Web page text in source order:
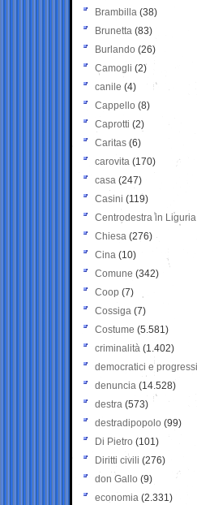
Brambilla (38)
Brunetta (83)
Burlando (26)
Camogli (2)
canile (4)
Cappello (8)
Caprotti (2)
Caritas (6)
carovita (170)
casa (247)
Casini (119)
Centrodestra in Liguria
Chiesa (276)
Cina (10)
Comune (342)
Coop (7)
Cossiga (7)
Costume (5.581)
criminalità (1.402)
democratici e
denuncia (14.528)
destra (573)
destradipopolo (99)
Di Pietro (101)
Diritti civili (276)
don Gallo (9)
economia (2.331)